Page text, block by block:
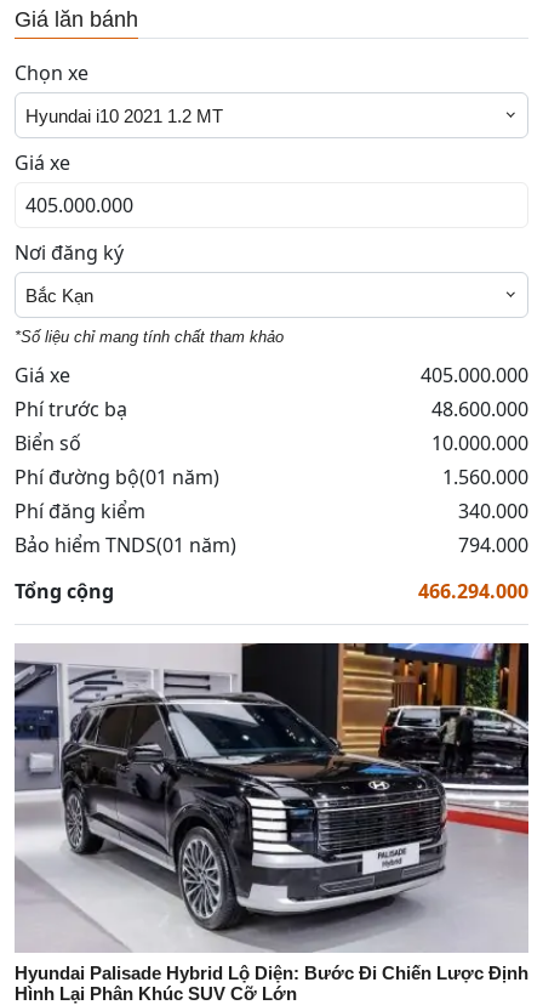
Giá lăn bánh
Chọn xe
Hyundai i10 2021 1.2 MT
Giá xe
Nơi đăng ký
Bắc Kạn
*Số liệu chỉ mang tính chất tham khảo
Giá xe
405.000.000
Phí trước bạ
48.600.000
Biển số
10.000.000
Phí đường bộ(01 năm)
1.560.000
Phí đăng kiểm
340.000
Bảo hiểm TNDS(01 năm)
794.000
Tổng cộng
466.294.000
Hyundai Palisade Hybrid Lộ Diện: Bước Đi Chiến Lược Định
Hình Lại Phân Khúc SUV Cỡ Lớn